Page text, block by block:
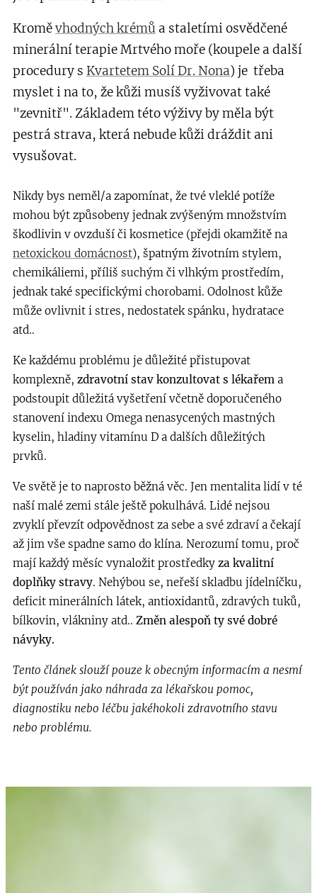
Kroměvhodných krémů a staletími osvědčené
minerální terapie Mrtvého moře (koupele a další
procedury s Kvartetem Solí Dr. Nona) je třeba
myslet i na to, že kůži musíš vyživovat také
"zevnitř". Základem této výživy by měla být
pestrá strava, která nebude kůži dráždit ani
vysušovat.
Nikdy bys neměl/a zapomínat, že tvé vleklé potíže
mohou být způsobeny jednak zvýšeným množstvím
škodlivin v ovzduší či kosmetice (přejdi okamžitě na
netoxickou domácnost), špatným životním stylem,
chemikáliemi, příliš suchým či vlhkým prostředím,
jednak také specifickými chorobami. Odolnost kůže
může ovlivnit i stres, nedostatek spánku, hydratace
atd..
Ke každému problému je důležité přistupovat
komplexně, zdravotní stav konzultovat s lékařem a
podstoupit důležitá vyšetření včetně doporučeného
stanovení indexu Omega nenasycených mastných
kyselin, hladiny vitamínu D a dalších důležitých
prvků.
Ve světě je to naprosto běžná věc. Jen mentalita lidí v té
naší malé zemi stále ještě pokulhává. Lidé nejsou
zvyklí převzít odpovědnost za sebe a své zdraví a čekají
až jim vše spadne samo do klína. Nerozumí tomu, proč
mají každý měsíc vynaložit prostředky za kvalitní
doplňky stravy. Nehýbou se, neřeší skladbu jídelníčku,
deficit minerálních látek, antioxidantů, zdravých tuků,
bílkovin, vlákniny atd.. Změn alespoň ty své dobré
návyky.
Tento článek slouží pouze k obecným informacím a nesmí
být používán jako náhrada za lékařskou pomoc,
diagnostiku nebo léčbu jakéhokoli zdravotního stavu
nebo problému.